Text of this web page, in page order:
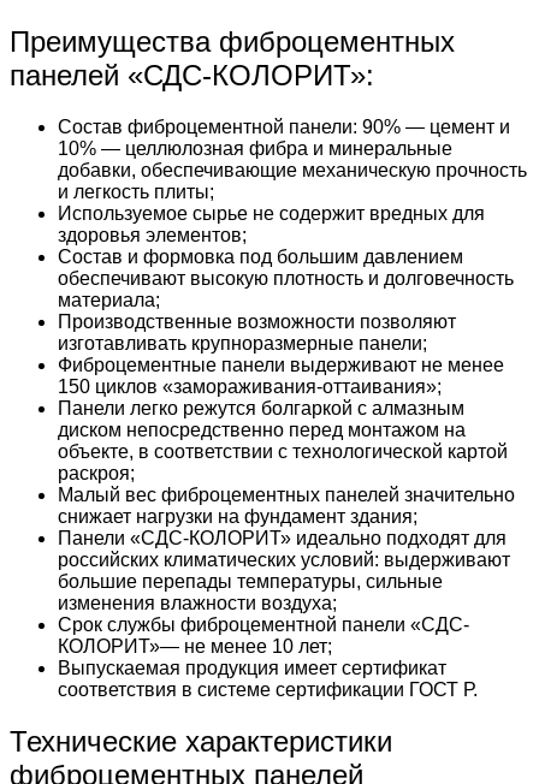
Преимущества фиброцементных
панелей «СДС-КОЛОРИТ»:
Состав фиброцементной панели: 90% — цемент и
10% — целлюлозная фибра и минеральные
добавки, обеспечивающие механическую прочность
и легкость плиты;
Используемое сырье не содержит вредных для
здоровья элементов;
Состав и формовка под большим давлением
обеспечивают высокую плотность и долговечность
материала;
Производственные возможности позволяют
изготавливать крупноразмерные панели;
Фиброцементные панели выдерживают не менее
150 циклов «замораживания-оттаивания»;
Панели легко режутся болгаркой с алмазным
диском непосредственно перед монтажом на
объекте, в соответствии с технологической картой
раскроя;
Малый вес фиброцементных панелей значительно
снижает нагрузки на фундамент здания;
Панели «СДС-КОЛОРИТ» идеально подходят для
российских климатических условий: выдерживают
большие перепады температуры, сильные
изменения влажности воздуха;
Срок службы фиброцементной панели «СДС-
КОЛОРИТ»— не менее 10 лет;
Выпускаемая продукция имеет сертификат
соответствия в системе сертификации ГОСТ Р.
Технические характеристики
фиброцементных панелей